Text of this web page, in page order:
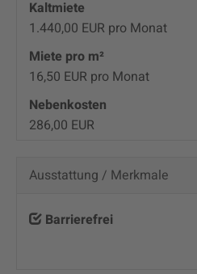
Kaltmiete
1.440,00 EUR pro Monat
Miete pro m²
16,50 EUR pro Monat
Nebenkosten
286,00 EUR
Ausstattung / Merkmale
Barrierefrei